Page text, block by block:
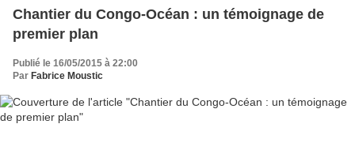
Chantier du Congo-Océan : un témoignage de
premier plan
Publié le 16/05/2015 à 22:00
Par Fabrice Moustic